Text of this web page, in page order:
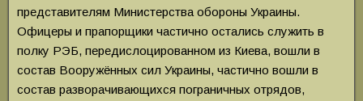
представителям Министерства обороны Украины.
Офицеры и прапорщики частично остались служить в
полку РЭБ, передислоцированном из Киева, вошли в
состав Вооружённых сил Украины, частично вошли в
состав разворачивающихся пограничных отрядов,